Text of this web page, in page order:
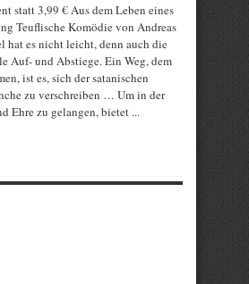
statt 3,99 € Aus dem Leben eines
Teuflische Komödie von Andreas
hat es nicht leicht, denn auch die
Auf- und Abstiege. Ein Weg, dem
ist es, sich der satanischen
zu verschreiben … Um in der
Ehre zu gelangen, bietet ...